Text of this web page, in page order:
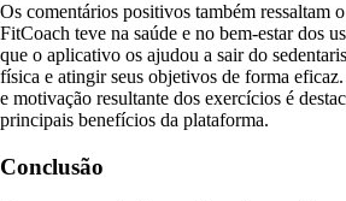
Os comentários positivos também ressaltam
FitCoach teve na saúde e no bem-estar dos
que o aplicativo os ajudou a sair do
física e atingir seus objetivos de forma eficaz.
e motivação resultante dos exercícios é
principais benefícios da plataforma.
Conclusão